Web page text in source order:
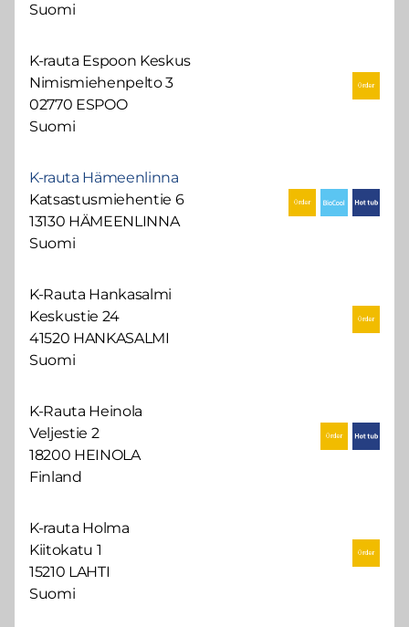
Suomi
K-rauta Espoon Keskus
Nimismiehenpelto 3
02770 ESPOO
Suomi
K-rauta Hämeenlinna
Katsastusmiehentie 6
13130 HÄMEENLINNA
Suomi
K-Rauta Hankasalmi
Keskustie 24
41520 HANKASALMI
Suomi
K-Rauta Heinola
Veljestie 2
18200 HEINOLA
Finland
K-rauta Holma
Kiitokatu 1
15210 LAHTI
Suomi